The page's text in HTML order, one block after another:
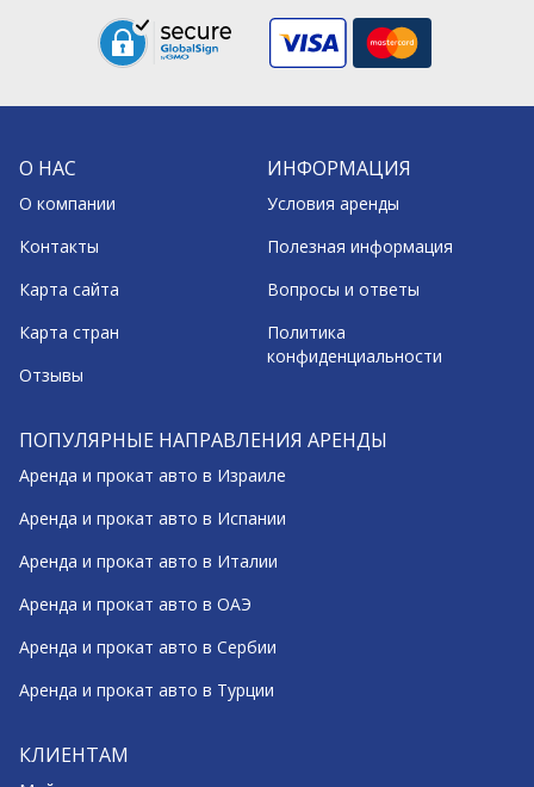
О НАС
О компании
Контакты
Карта сайта
Карта стран
Отзывы
ИНФОРМАЦИЯ
Условия аренды
Полезная информация
Вопросы и ответы
Политика
конфиденциальности
ПОПУЛЯРНЫЕ НАПРАВЛЕНИЯ АРЕНДЫ
Аренда и прокат авто в Израиле
Аренда и прокат авто в Испании
Аренда и прокат авто в Италии
Аренда и прокат авто в ОАЭ
Аренда и прокат авто в Сербии
Аренда и прокат авто в Турции
КЛИЕНТАМ